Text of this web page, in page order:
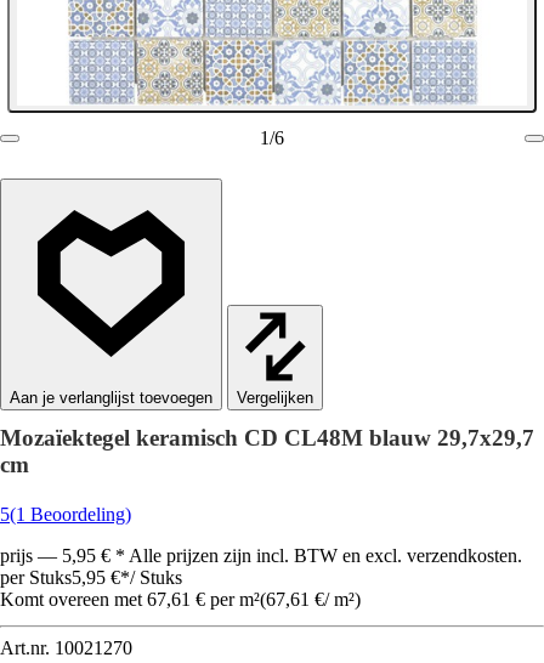
1/6
Vergelijken
Mozaïektegel keramisch CD CL48M blauw 29,7x29,7
cm
5(1 Beoordeling)
prijs — 5,95 € * Alle prijzen zijn incl. BTW en excl. verzendkosten.
per Stuks5,95 €*/ Stuks
Komt overeen met 67,61 € per m²(67,61 €/ m²)
Art.nr. 10021270